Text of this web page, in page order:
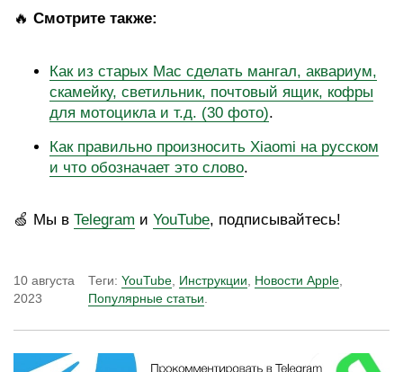
🔥 Смотрите также:
Как из старых Mac сделать мангал, аквариум,
скамейку, светильник, почтовый ящик, кофры
для мотоцикла и т.д. (30 фото).
Как правильно произносить Xiaomi на русском
и что обозначает это слово.
🍏 Мы в Telegram и YouTube, подписывайтесь!
10 августа
2023
Теги: YouTube, Инструкции Новости Apple,
Популярные статьи